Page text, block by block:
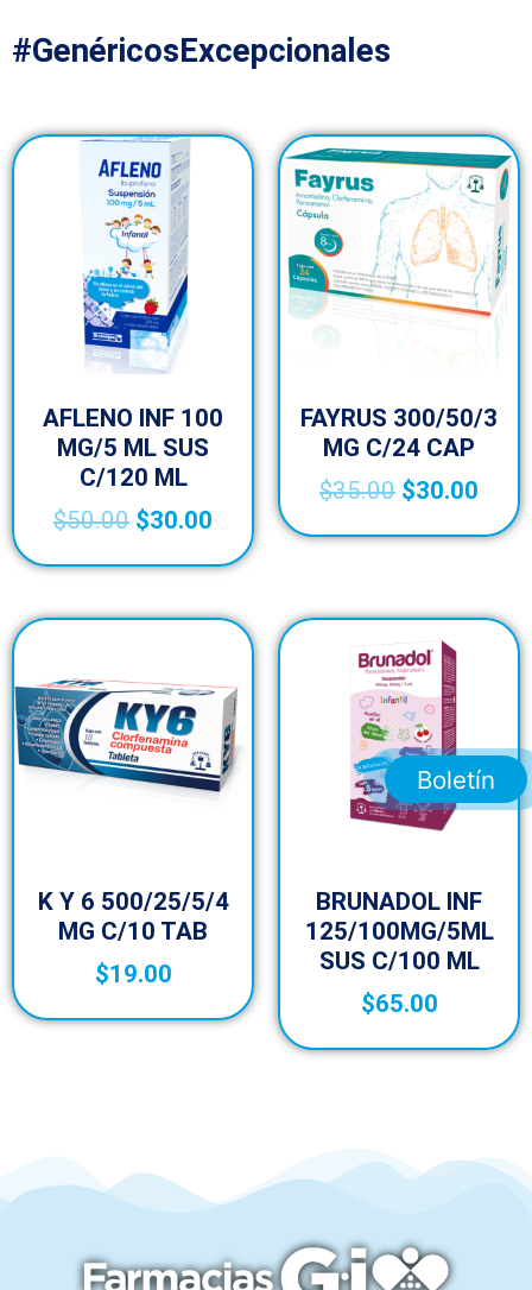
#GenéricosExcepcionales
AFLENO INF 100
MG/5 ML SUS
C/120 ML
$50.00 $30.00
FAYRUS 300/50/3
MG C/24 CAP
$35.00 $30.00
K Y 6 500/25/5/4
MG C/10 TAB
$19.00
BRUNADOL INF
125/100MG/5ML
SUS C/100 ML
$65.00
Boletín